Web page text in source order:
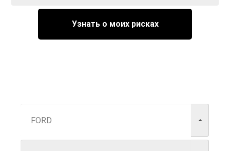
Узнать о моих рисках